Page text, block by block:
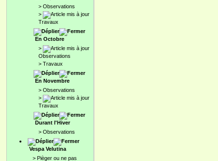
> Observations
>
Travaux
En Octobre
>
Observations
> Travaux
En Novembre
> Observations
>
Travaux
Durant l'Hiver
> Observations
Vespa Velutina
> Pièger ou ne pas